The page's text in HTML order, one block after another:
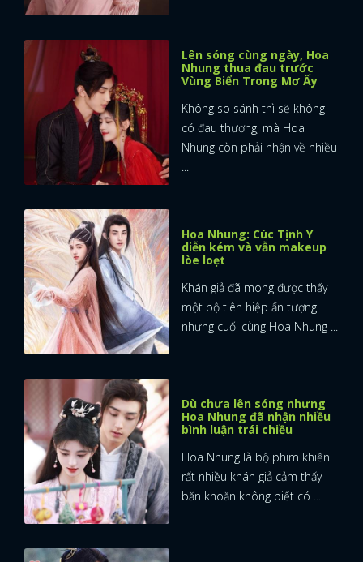
Lên sóng cùng ngày, Hoa
Nhung thua đau trước
Vùng Biển Trong Mơ Ấy
Không so sánh thì sẽ không
có đau thương, mà Hoa
Nhung còn phải nhận về nhiều
...
Hoa Nhung: Cúc Tịnh Y
diễn kém và vẫn makeup
lòe loẹt
Khán giả đã mong được thấy
một bộ tiên hiệp ấn tượng
nhưng cuối cùng Hoa Nhung ...
Dù chưa lên sóng nhưng
Hoa Nhung đã nhận nhiều
bình luận trái chiều
Hoa Nhung là bộ phim khiến
rất nhiều khán giả cảm thấy
băn khoăn không biết có ...